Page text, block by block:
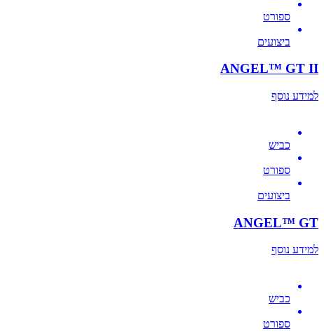
ספורט
ביצועים
ANGEL™ GT II
למידע נוסף
כביש
ספורט
ביצועים
ANGEL™ GT
למידע נוסף
כביש
ספורט